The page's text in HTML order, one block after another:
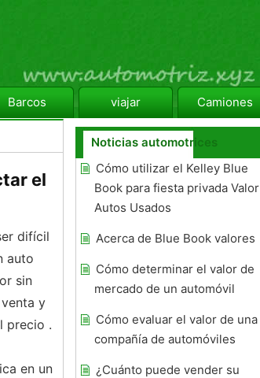
Barcos viajar Camiones
el
difícil
auto
sin
y
precio .
en un
Noticias automotrices
Cómo utilizar el Kelley Blue
Book para fiesta privada Valor
Autos Usados ​​
Acerca de Blue Book valores
Cómo determinar el valor de
mercado de un automóvil
Cómo evaluar el valor de una
compañía de automóviles
¿Cuánto puede vender su